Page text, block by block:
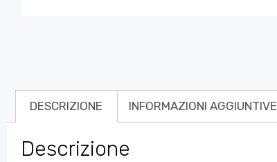
DESCRIZIONE INFORMAZIONI AGGIUNTIVE
Descrizione